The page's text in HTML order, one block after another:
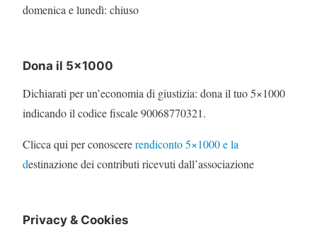
domenica e lunedì: chiuso
Dona il 5×1000
Dichiarati per un’economia di giustizia: dona il tuo 5×1000
indicando il codice fiscale 90068770321.
Clicca qui per conoscererendiconto 5×1000 e la
destinazione dei contributi ricevuti dall’associazione
Privacy & Cookies